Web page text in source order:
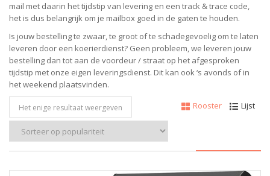
mail met daarin het tijdstip van levering en een track & trace code,
het is dus belangrijk om je mailbox goed in de gaten te houden.
Is jouw bestelling te zwaar, te groot of te schadegevoelig om te laten
leveren door een koerierdienst? Geen probleem, we leveren jouw
bestelling dan tot aan de voordeur / straat op het afgesproken
tijdstip met onze eigen leveringsdienst. Dit kan ook ‘s avonds of in
het weekend plaatsvinden.
Rooster
Lijst
Het enige resultaat weergeven